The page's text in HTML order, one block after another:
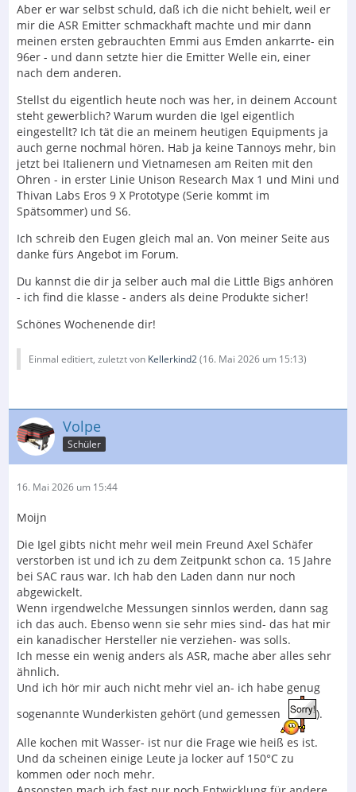
Aber er war selbst schuld, daß ich die nicht behielt, weil er
mir die ASR Emitter schmackhaft machte und mir dann
meinen ersten gebrauchten Emmi aus Emden ankarrte- ein
96er - und dann setzte hier die Emitter Welle ein, einer
nach dem anderen.
Stellst du eigentlich heute noch was her, in deinem Account
steht gewerblich? Warum wurden die Igel eigentlich
eingestellt? Ich tät die an meinem heutigen Equipments ja
auch gerne nochmal hören. Hab ja keine Tannoys mehr, bin
jetzt bei Italienern und Vietnamesen am Reiten mit den
Ohren - in erster Linie Unison Research Max 1 und Mini und
Thivan Labs Eros 9 X Prototype (Serie kommt im
Spätsommer) und S6.
Ich schreib den Eugen gleich mal an. Von meiner Seite aus
danke fürs Angebot im Forum.
Du kannst die dir ja selber auch mal die Little Bigs anhören
- ich find die klasse - anders als deine Produkte sicher!
Schönes Wochenende dir!
Einmal editiert, zuletzt von Kellerkind2(16. Mai 2026 um 15:13)
Volpe
Schüler
16. Mai 2026 um 15:44
Moijn
Die Igel gibts nicht mehr weil mein Freund Axel Schäfer
verstorben ist und ich zu dem Zeitpunkt schon ca. 15 Jahre
bei SAC raus war. Ich hab den Laden dann nur noch
abgewickelt.
Wenn irgendwelche Messungen sinnlos werden, dann sag
ich das auch. Ebenso wenn sie sehr mies sind- das hat mir
ein kanadischer Hersteller nie verziehen- was solls.
Ich messe ein wenig anders als ASR, mache aber alles sehr
ähnlich.
Und ich hör mir auch nicht mehr viel an- ich habe genug
sogenannte Wunderkisten gehört (und gemessen
).
Alle kochen mit Wasser- ist nur die Frage wie heiß es ist.
Und da scheinen einige Leute ja locker auf 150°C zu
kommen oder noch mehr.